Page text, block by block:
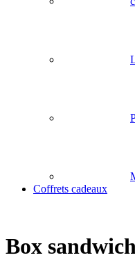
Coffrets cadeaux
Box